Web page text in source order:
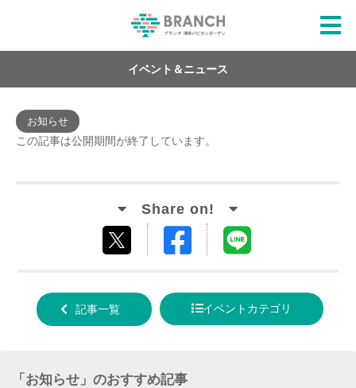
イベント＆ニュース
お知らせ
この記事は公開期間が終了しています。
する
Facebook
る
記事一覧 イベントカテゴリ
「お知らせ 」のおすすめ記事